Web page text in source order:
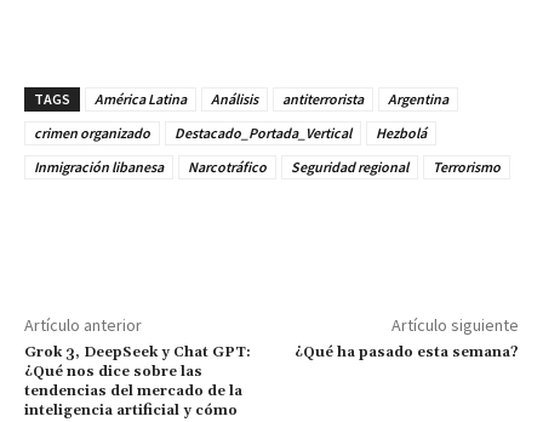
TAGS América Latina Análisis antiterrorista
Argentina
crimen organizado
Destacado_Portada_Vertical
Hezbolá
Inmigración libanesa
Narcotráfico Seguridad regional Terrorismo
Artículo anterior
Grok 3, DeepSeek y Chat GPT:
¿Qué nos dice sobre las
tendencias del mercado de la
inteligencia artificial y cómo
Artículo siguiente
¿Qué ha pasado esta semana?